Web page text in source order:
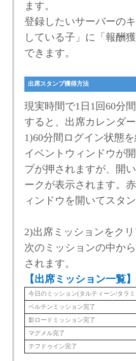
ます。
登録したいサーバーの
している子」に「報酬
できます。
出席スタンプ獲得方法
現実時間で1日1回60分
すると、出席カレンダ
1)60分間ログイン状態
イベントウィンドウが
プが押されますが、開
ークが表示されます。
ィンドウを開いてスタ
2)出席ミッションをク
次のミッションの中か
されます。
【出席ミッション一覧】
今日のミッション(タルティーン/タラ
ベルテンミッション完了
影ロードミッション完了
マグメル完了
テフドゥイン完了